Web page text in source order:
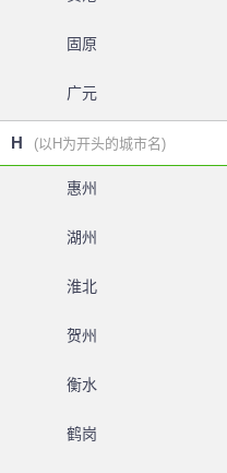
固原
广元
H (以H为开头的城市名)
惠州
湖州
淮北
贺州
衡水
鹤岗